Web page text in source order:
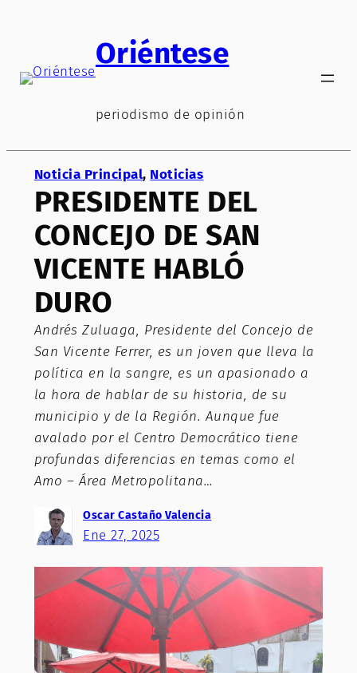
Oriéntese
periodismo de opinión
Noticia Principal, Noticias
PRESIDENTE DEL
CONCEJO DE SAN
VICENTE HABLÓ
DURO
Andrés Zuluaga, Presidente del Concejo de
San Vicente Ferrer, es un joven que lleva la
política en la sangre, es un apasionado a
la hora de hablar de su historia, de su
municipio y de la Región. Aunque fue
avalado por el Centro Democrático tiene
profundas diferencias en temas como el
Amo – Área Metropolitana…
Oscar Castaño Valencia
Ene 27, 2025